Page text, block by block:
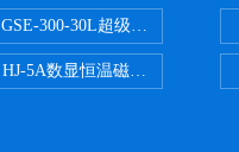
GSE-300-30L超级循环恒温油浴锅
HJ-5A数显恒温磁力搅拌器